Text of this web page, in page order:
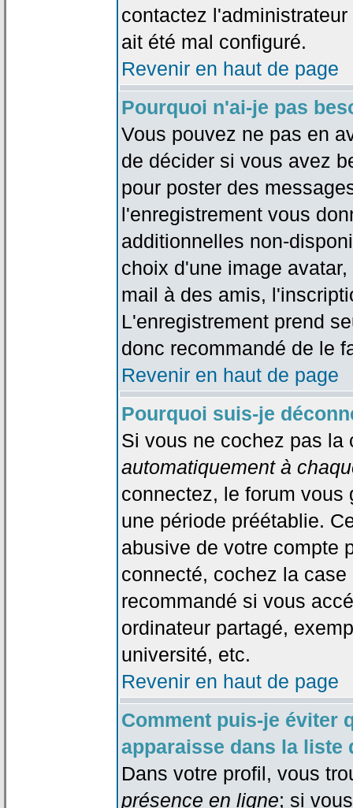
contactez
ait été mal configuré.
Revenir en haut de page
Pourquoi n'ai-je pas
Vous pouvez ne pas en
de décider si vous avez
pour poster des
l'enregistrement vous
additionnelles non-
choix d'une image
mail à des amis,
L'enregistrement prend
donc recommandé de le
Revenir en haut de page
Pourquoi suis-je
Si vous ne cochez pas
automatiquement à
connectez, le forum vous
une période préétablie.
abusive de votre compte
connecté, cochez la
recommandé si vous
ordinateur partagé,
université, etc.
Revenir en haut de page
Comment puis-je éviter
apparaisse dans la liste
Dans votre profil, vous
présence en ligne; si